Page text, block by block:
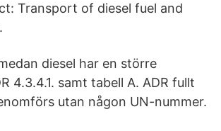
Transport of diesel fuel and
diesel har en större
4.3.4.1. samt tabell A. ADR fullt
utan någon UN-nummer.